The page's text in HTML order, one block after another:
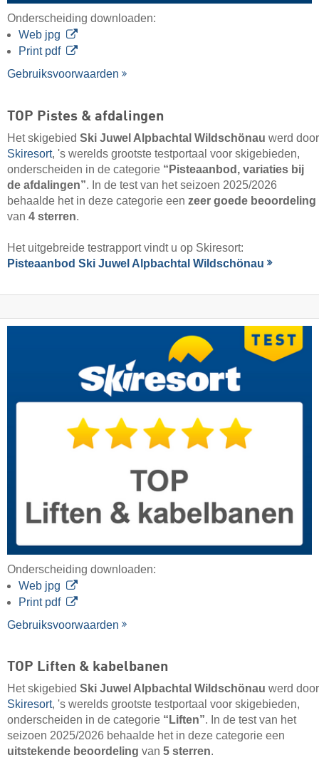
Onderscheiding downloaden:
Web jpg
Print pdf
Gebruiksvoorwaarden
TOP Pistes & afdalingen
Het skigebied Ski Juwel Alpbachtal Wildschönau werd door
Skiresort, 's werelds grootste testportaal voor skigebieden,
onderscheiden in de categorie “Pisteaanbod, variaties bij
de afdalingen”. In de test van het seizoen 2025/2026
behaalde het in deze categorie een zeer goede beoordeling
van 4 sterren.
Het uitgebreide testrapport vindt u op Skiresort:
Pisteaanbod Ski Juwel Alpbachtal Wildschönau
Onderscheiding downloaden:
Web jpg
Print pdf
Gebruiksvoorwaarden
TOP Liften & kabelbanen
Het skigebied Ski Juwel Alpbachtal Wildschönau werd door
Skiresort, 's werelds grootste testportaal voor skigebieden,
onderscheiden in de categorie “Liften”. In de test van het
seizoen 2025/2026 behaalde het in deze categorie een
uitstekende beoordeling van 5 sterren.